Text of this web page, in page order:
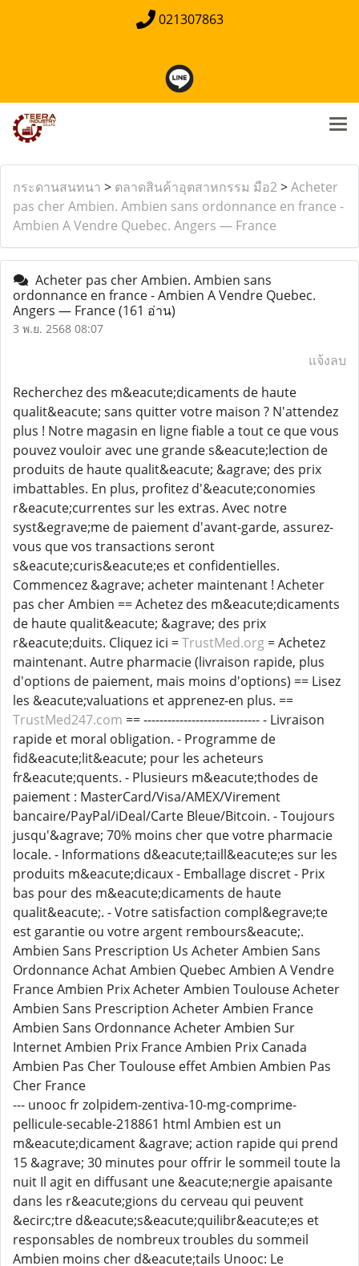
021307863
กระดานสนทนา > ตลาดสินค้าอุตสาหกรรม มือ2>Acheter
pas cher Ambien. Ambien sans ordonnance en france -
Ambien A Vendre Quebec. Angers — France
Acheter pas cher Ambien. Ambien sans
ordonnance en france - Ambien A Vendre Quebec.
Angers — France(161 อ่าน)
3 พ.ย. 2568 08:07
แจ้งลบ
Recherchez des m&eacute;dicaments de haute
qualit&eacute; sans quitter votre maison ? N'attendez
plus ! Notre magasin en ligne fiable a tout ce que vous
pouvez vouloir avec une grande s&eacute;lection de
produits de haute qualit&eacute; &agrave; des prix
imbattables. En plus, profitez d'&eacute;conomies
r&eacute;currentes sur les extras. Avec notre
syst&egrave;me de paiement d'avant-garde, assurez-
vous que vos transactions seront
s&eacute;curis&eacute;es et confidentielles.
Commencez &agrave; acheter maintenant ! Acheter
pas cher Ambien == Achetez des m&eacute;dicaments
de haute qualit&eacute; &agrave; des prix
r&eacute;duits. Cliquez ici =TrustMed.org = Achetez
maintenant. Autre pharmacie (livraison rapide, plus
d'options de paiement, mais moins d'options) == Lisez
les &eacute;valuations et apprenez-en plus. ==
TrustMed247.com == ----------------------------- - Livraison
rapide et moral obligation. - Programme de
fid&eacute;lit&eacute; pour les acheteurs
fr&eacute;quents. - Plusieurs m&eacute;thodes de
paiement : MasterCard/Visa/AMEX/Virement
bancaire/PayPal/iDeal/Carte Bleue/Bitcoin. - Toujours
jusqu'&agrave; 70% moins cher que votre pharmacie
locale. - Informations d&eacute;taill&eacute;es sur les
produits m&eacute;dicaux - Emballage discret - Prix
bas pour des m&eacute;dicaments de haute
qualit&eacute;. - Votre satisfaction compl&egrave;te
est garantie ou votre argent rembours&eacute;.
Ambien Sans Prescription Us Acheter Ambien Sans
Ordonnance Achat Ambien Quebec Ambien A Vendre
France Ambien Prix Acheter Ambien Toulouse Acheter
Ambien Sans Prescription Acheter Ambien France
Ambien Sans Ordonnance Acheter Ambien Sur
Internet Ambien Prix France Ambien Prix Canada
Ambien Pas Cher Toulouse effet Ambien Ambien Pas
Cher France
--- unooc fr zolpidem-zentiva-10-mg-comprime-
pellicule-secable-218861 html Ambien est un
m&eacute;dicament &agrave; action rapide qui prend
15 &agrave; 30 minutes pour offrir le sommeil toute la
nuit Il agit en diffusant une &eacute;nergie apaisante
dans les r&eacute;gions du cerveau qui peuvent
&ecirc;tre d&eacute;s&eacute;quilibr&eacute;es et
responsables de nombreux troubles du sommeil
Ambien moins cher d&eacute;tails Unooc: Le